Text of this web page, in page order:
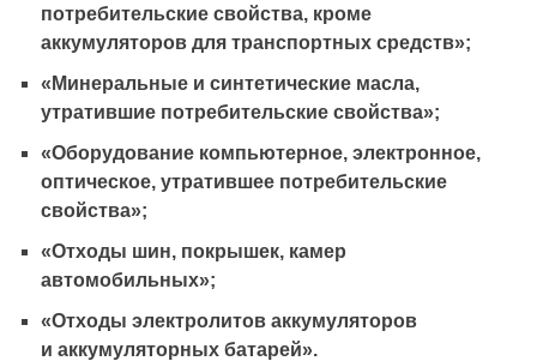
потребительские свойства, кроме
аккумуляторов для транспортных средств»;
«Минеральные и синтетические масла,
утратившие потребительские свойства»;
«Оборудование компьютерное, электронное,
оптическое, утратившее потребительские
свойства»;
«Отходы шин, покрышек, камер
автомобильных»;
«Отходы электролитов аккумуляторов
и аккумуляторных батарей».